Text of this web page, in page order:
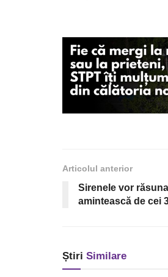
Articolul anterior
Sirenele vor
amintească de cei
Știri Similare